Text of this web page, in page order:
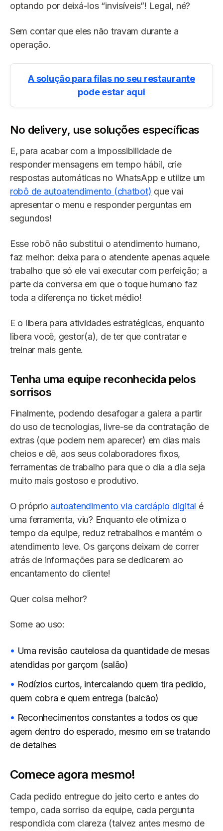
optando por deixá-los “invisíveis”! Legal, né?
Sem contar que eles não travam durante a
operação.
A solução para filas no seu restaurante
pode estar aqui
No delivery, use soluções específicas
E, para acabar com a impossibilidade de
responder mensagens em tempo hábil, crie
respostas automáticas no WhatsApp e utilize um
robô de autoatendimento (chatbot) que vai
apresentar o menu e responder perguntas em
segundos!
Esse robô não substitui o atendimento humano,
faz melhor: deixa para o atendente apenas aquele
trabalho que só ele vai executar com perfeição; a
parte da conversa em que o toque humano faz
toda a diferença no ticket médio!
E o libera para atividades estratégicas, enquanto
libera você, gestor(a), de ter que contratar e
treinar mais gente.
Tenha uma equipe reconhecida pelos
sorrisos
Finalmente, podendo desafogar a galera a partir
do uso de tecnologias, livre-se da contratação de
extras (que podem nem aparecer) em dias mais
cheios e dê, aos seus colaboradores fixos,
ferramentas de trabalho para que o dia a dia seja
muito mais gostoso e produtivo.
O próprio autoatendimento via cardápio digital é
uma ferramenta, viu? Enquanto ele otimiza o
tempo da equipe, reduz retrabalhos e mantém o
atendimento leve. Os garçons deixam de correr
atrás de informações para se dedicarem ao
encantamento do cliente!
Quer coisa melhor?
Some ao uso:
Uma revisão cautelosa da quantidade de mesas
atendidas por garçom (salão)
Rodízios curtos, intercalando quem tira pedido,
quem cobra e quem entrega (balcão)
Reconhecimentos constantes a todos os que
agem dentro do esperado, mesmo em se tratando
de detalhes
Comece agora mesmo!
Cada pedido entregue do jeito certo e antes do
tempo, cada sorriso da equipe, cada pergunta
respondida com clareza (talvez antes mesmo de